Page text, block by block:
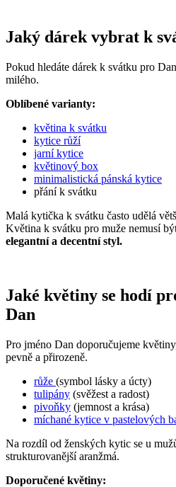
Jaký dárek vybrat k
Pokud hledáte dárek k svátku pro
milého.
Oblíbené varianty:
květina k svátku
kytice růží
jarní kytice
květinový box
minimalistická pánská kytice
přání k svátku
Malá kytička k svátku často udělá
Květina k svátku pro muže nemusí
elegantní a decentní styl.
Jaké květiny se hodí
Dan
Pro jméno Dan doporučujeme
pevně a přirozeně.
růže (symbol lásky a úcty)
tulipány (svěžest a radost)
pivoňky (jemnost a krása)
míchané kytice v pastelových
Na rozdíl od ženských kytic se u
strukturovanější aranžmá.
Doporučené květiny: